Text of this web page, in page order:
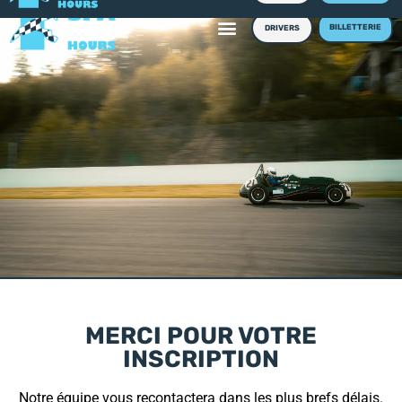
DRIVERS BILLETTERIE
MERCI POUR VOTRE
INSCRIPTION
Notre équipe vous recontactera dans les plus brefs délais.